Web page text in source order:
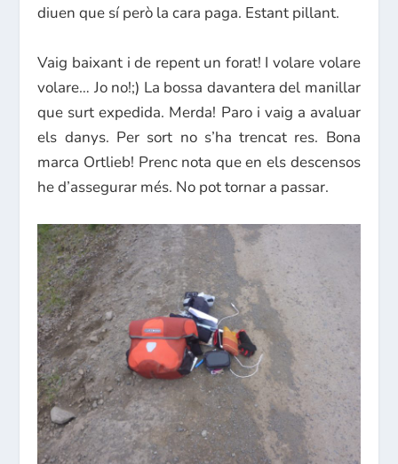
diuen que sí però la cara paga. Estant pillant.
Vaig baixant i de repent un forat! I volare volare
volare… Jo no!;) La bossa davantera del manillar
que surt expedida. Merda! Paro i vaig a avaluar
els danys. Per sort no s’ha trencat res. Bona
marca Ortlieb! Prenc nota que en els descensos
he d’assegurar més. No pot tornar a passar.